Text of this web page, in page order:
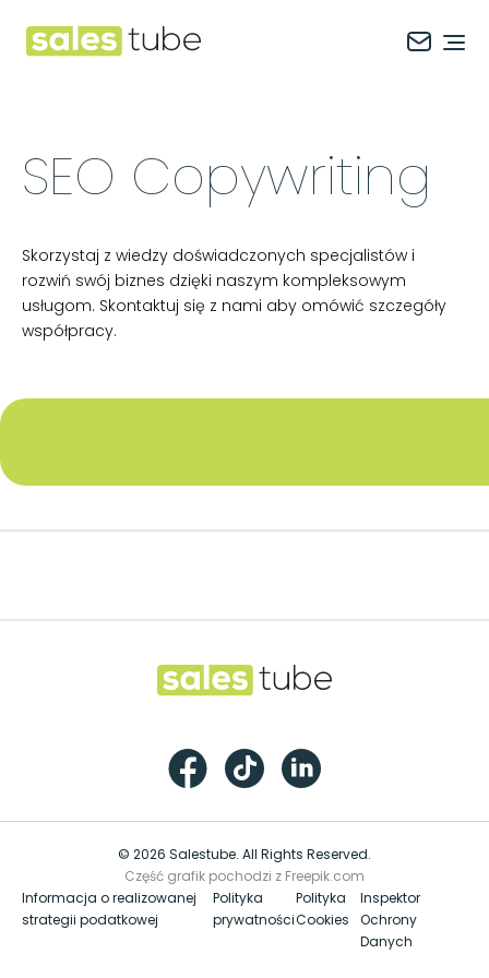
Salestube
SEO Copywriting
Skorzystaj z wiedzy doświadczonych specjalistów i
rozwiń swój biznes dzięki naszym kompleksowym
usługom. Skontaktuj się z nami aby omówić szczegóły
współpracy.
Salestube
FacebookTikTok LinkedIn
© 2026 Salestube. All Rights Reserved.
Część grafik pochodzi z Freepik.com
Informacja o realizowanej
strategii podatkowej
Polityka
prywatności
Polityka
Cookies
Inspektor
Ochrony
Danych